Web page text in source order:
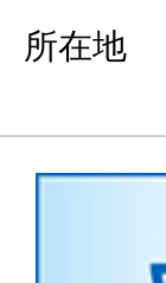
所在地